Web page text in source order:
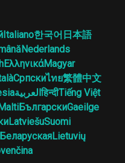
Italiano한국어 日本語
Nederlands
ΕλληνικάMagyar
Српскиไทย繁體中文
العربيةहिन्दीTiếng Việt
MaltiБългарскиGaeilge
LatviešuSuomi
БеларускаяLietuvių